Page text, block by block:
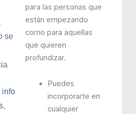
se
info
para las personas que
están empezando
como para aquellas
que quieren
profundizar.
Puedes
incorporarte en
cualquier